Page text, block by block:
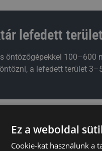
lefedett terület
öntözőgépekkel 100–600
a lefedett terület
(rögzítése) után a
Ez a weboldal
Cookie-kat használunk a